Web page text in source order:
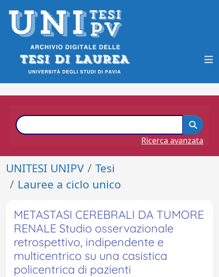
Ricerca avanzata
UNITESI UNIPV
Tesi
Lauree a ciclo unico
METASTASI CEREBRALI DA TUMORE
RENALE Studio osservazionale
retrospettivo, indipendente e
multicentrico su una casistica
policentrica di pazienti